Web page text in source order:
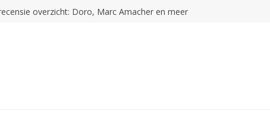
overzicht: Doro, Marc Amacher en meer